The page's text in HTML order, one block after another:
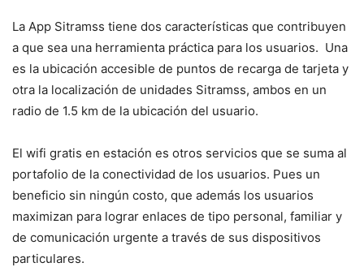
La App Sitramss tiene dos características que contribuyen
a que sea una herramienta práctica para los usuarios. Una
es la ubicación accesible de puntos de recarga de tarjeta y
otra la localización de unidades Sitramss, ambos en un
radio de 1.5 km de la ubicación del usuario.
El wifi gratis en estación es otros servicios que se suma al
portafolio de la conectividad de los usuarios. Pues un
beneficio sin ningún costo, que además los usuarios
maximizan para lograr enlaces de tipo personal, familiar y
de comunicación urgente a través de sus dispositivos
particulares.